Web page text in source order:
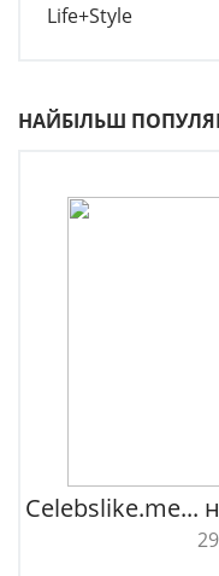
Life+Style
НАЙБІЛЬШ
Celebslike.me...